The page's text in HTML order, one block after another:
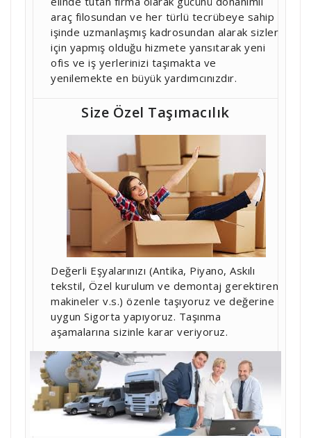
araç filosundan ve her türlü tecrübeye sahip
işinde uzmanlaşmış kadrosundan alarak sizler
için yapmış olduğu hizmete yansıtarak yeni
ofis ve iş yerlerinizi taşımakta ve
yenilemekte en büyük yardımcınızdır.
Size Özel Taşımacılık
Değerli Eşyalarınızı (Antika, Piyano, Askılı
tekstil, Özel kurulum ve demontaj gerektiren
makineler v.s.) özenle taşıyoruz ve değerine
uygun Sigorta yapıyoruz. Taşınma
aşamalarına sizinle karar veriyoruz.